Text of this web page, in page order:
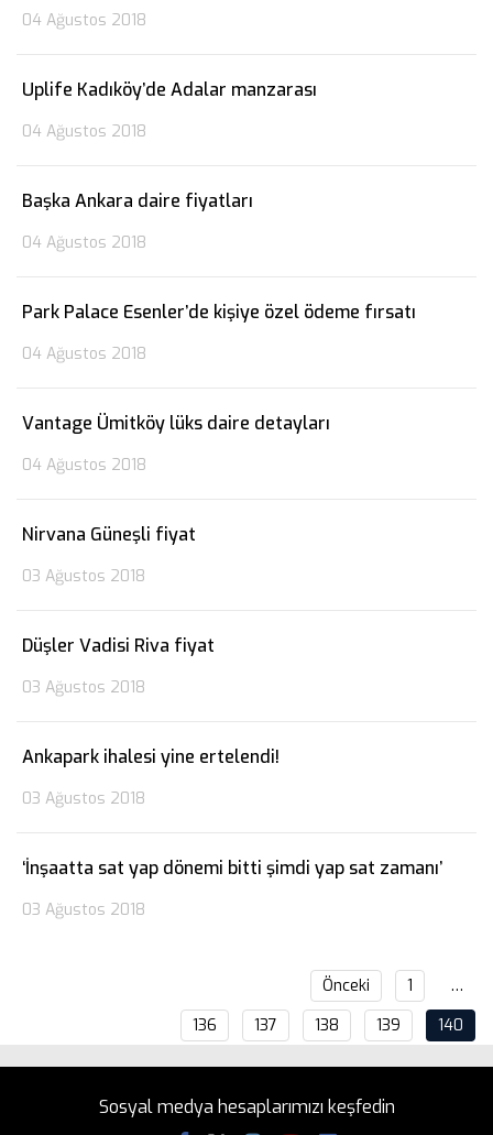
04 Ağustos 2018
Uplife Kadıköy’de Adalar manzarası
04 Ağustos 2018
Başka Ankara daire fiyatları
04 Ağustos 2018
Park Palace Esenler’de kişiye özel ödeme fırsatı
04 Ağustos 2018
Vantage Ümitköy lüks daire detayları
04 Ağustos 2018
Nirvana Güneşli fiyat
03 Ağustos 2018
Düşler Vadisi Riva fiyat
03 Ağustos 2018
Ankapark ihalesi yine ertelendi!
03 Ağustos 2018
‘İnşaatta sat yap dönemi bitti şimdi yap sat zamanı’
03 Ağustos 2018
Önceki 1
…
136
137 138 139 140
Sosyal medya hesaplarımızı keşfedin